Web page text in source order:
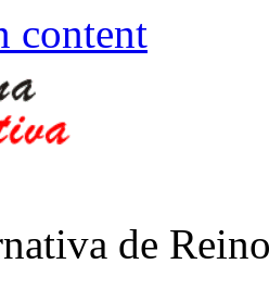
content
de